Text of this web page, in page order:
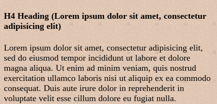
H4 Heading (Lorem ipsum dolor sit amet, consectetur
adipisicing elit)
Lorem ipsum dolor sit amet, consectetur adipisicing elit,
sed do eiusmod tempor incididunt ut labore et dolore
magna aliqua. Ut enim ad minim veniam, quis nostrud
exercitation ullamco laboris nisi ut aliquip ex ea commodo
consequat. Duis aute irure dolor in reprehenderit in
voluptate velit esse cillum dolore eu fugiat nulla.